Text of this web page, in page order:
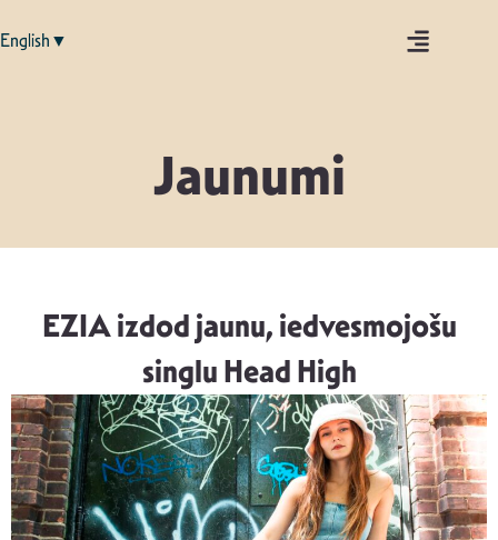
English▼
Jaunumi
EZIA izdod jaunu, iedvesmojošu
singlu Head High